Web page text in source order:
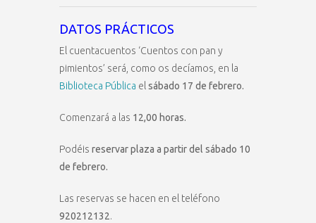
DATOS PRÁCTICOS
El cuentacuentos ‘Cuentos con pan y
pimientos’ será, como os decíamos, en la
Biblioteca Pública elsábado 17 de febrero.
Comenzará a las 12,00 horas.
Podéis reservar plaza a partir del sábado 10
de febrero.
Las reservas se hacen en el teléfono
920212132.